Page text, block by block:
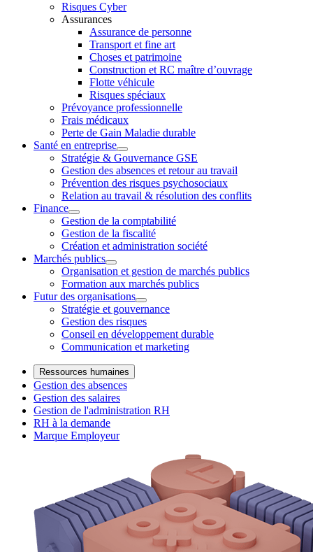
Risques Cyber
Assurances
Assurance de personne
Transport et fine art
Choses et patrimoine
Construction et RC maître d’ouvrage
Flotte véhicule
Risques spéciaux
Prévoyance professionnelle
Frais médicaux
Perte de Gain Maladie durable
Santé en entreprise
Stratégie & Gouvernance GSE
Gestion des absences et retour au travail
Prévention des risques psychosociaux
Relation au travail & résolution des conflits
Finance
Gestion de la comptabilité
Gestion de la fiscalité
Création et administration société
Marchés publics
Organisation et gestion de marchés publics
Formation aux marchés publics
Futur des organisations
Stratégie et gouvernance
Gestion des risques
Conseil en développement durable
Communication et marketing
Ressources humaines
Gestion des absences
Gestion des salaires
Gestion de l'administration RH
RH à la demande
Marque Employeur